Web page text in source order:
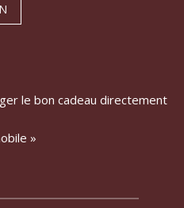
le bon cadeau directement
»